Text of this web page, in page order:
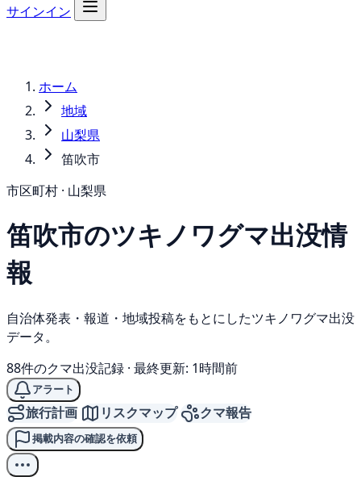
サインイン
ホーム
地域
山梨県
笛吹市
市区町村 · 山梨県
笛吹市のツキノワグマ出没情
報
自治体発表・報道・地域投稿をもとにしたツキノワグマ出没
データ。
88件のクマ出没記録 · 最終更新: 1時間前
アラート
旅行計画 リスクマップ クマ報告
掲載内容の確認を依頼